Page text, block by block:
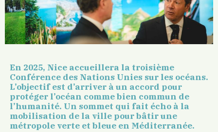
En 2025, Nice accueillera la troisième
Conférence des Nations Unies sur les océans.
L’objectif est d’arriver à un accord pour
protéger l’océan comme bien commun de
l’humanité. Un sommet qui fait écho à la
mobilisation de la ville pour bâtir une
métropole verte et bleue en Méditerranée.